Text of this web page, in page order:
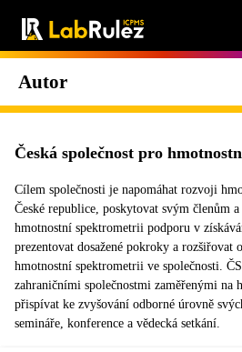
Autor
Česká společnost pro
Cílem společnosti je napomáhat rozvoji
České republice, poskytovat svým členům
hmotnostní spektrometrii podporu v
prezentovat dosažené pokroky a rozšiřovat
hmotnostní spektrometrii ve společnosti.
zahraničními společnostmi zaměřenými na
přispívat ke zvyšování odborné úrovně
semináře, konference a vědecká setkání.